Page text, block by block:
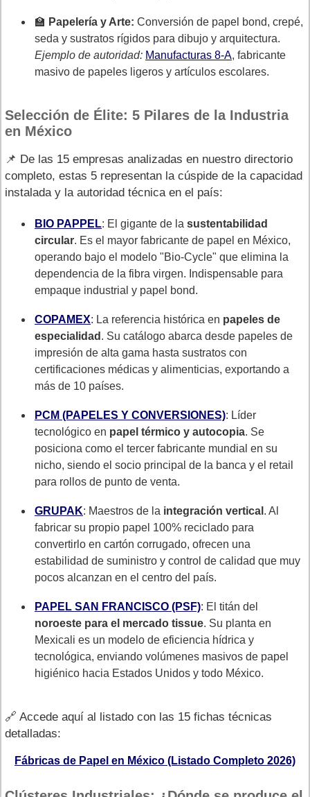
🏫 Papelería y Arte: Conversión de papel bond, crepé,
seda y sustratos rígidos para dibujo y arquitectura.
Ejemplo de autoridad: Manufacturas 8-A, fabricante
masivo de papeles ligeros y artículos escolares.
Selección de Élite: 5 Pilares de la Industria
en México
📌 De las 15 empresas analizadas en nuestro directorio
completo, estas 5 representan la cúspide de la capacidad
instalada y la autoridad técnica en el país:
BIO PAPPEL: El gigante de la sustentabilidad
circular. Es el mayor fabricante de papel en México,
operando bajo el modelo "Bio-Cycle" que elimina la
dependencia de la fibra virgen. Indispensable para
empaque industrial y papel bond.
COPAMEX: La referencia histórica en papeles de
especialidad . Su catálogo abarca desde papeles de
impresión de alta gama hasta sustratos con
certificaciones médicas y alimenticias, exportando a
más de 10 países.
PCM (PAPELES Y CONVERSIONES): Líder
tecnológico en papel térmico y autocopia. Se
posiciona como el tercer fabricante mundial en su
nicho, siendo el socio principal de la banca y el retail
para rollos de punto de venta.
GRUPAK: Maestros de la integración vertical . Al
fabricar su propio papel 100% reciclado para
convertirlo en cartón corrugado, ofrecen una
estabilidad de suministro y control de calidad que muy
pocos alcanzan en el centro del país.
PAPEL SAN FRANCISCO (PSF): El titán del
noroeste para el mercado tissue. Su planta en
Mexicali es un modelo de eficiencia hídrica y
tecnológica, enviando volúmenes masivos de papel
higiénico hacia Estados Unidos y todo México.
🔗 Accede aquí al listado con las 15 fichas técnicas
detalladas:
Fábricas de Papel en México (Listado Completo 2026)